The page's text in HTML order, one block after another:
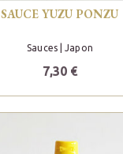
SAUCE YUZU PONZU
Sauces| Japon
7,30 €